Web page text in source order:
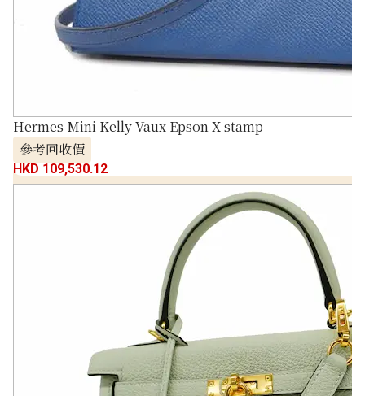
Hermes Mini Kelly Vaux Epson X stamp
參考回收價
HKD 109,530.12